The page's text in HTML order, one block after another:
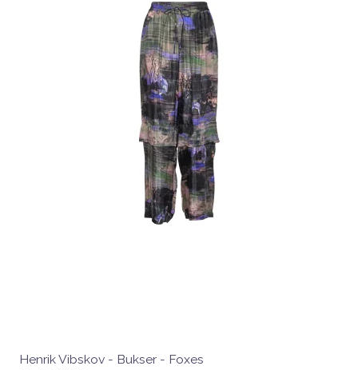
Henrik Vibskov - Bukser - Foxes